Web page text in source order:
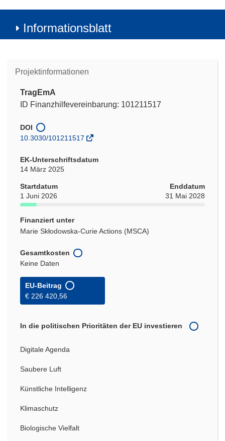
Informationsblatt
Projektinformationen
TragEmA
ID Finanzhilfevereinbarung: 101211517
DOI
10.3030/101211517
EK-Unterschriftsdatum
14 März 2025
Startdatum
1 Juni 2026
Enddatum
31 Mai 2028
Finanziert unter
Marie Skłodowska-Curie Actions (MSCA)
Gesamtkosten
Keine Daten
EU-Beitrag
€ 226 420,56
In die politischen Prioritäten der EU investieren
Digitale Agenda
Saubere Luft
Künstliche Intelligenz
Klimaschutz
Biologische Vielfalt